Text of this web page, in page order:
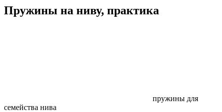
Пружины на ниву, практика
пружины для
семейства нива